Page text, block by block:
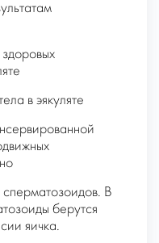
в эякуляте
сперматозоидов. В
берутся
яичка.